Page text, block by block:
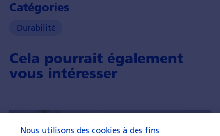
Catégories
Durabilité
Cela pourrait également
vous intéresser
Nous utilisons des cookies à des fins